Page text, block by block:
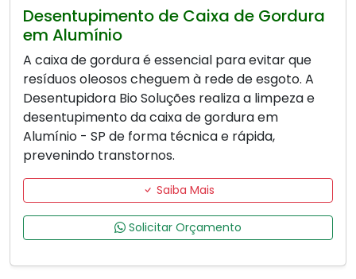
Desentupimento de Caixa de Gordura
em Alumínio
A caixa de gordura é essencial para evitar que
resíduos oleosos cheguem à rede de esgoto. A
Desentupidora Bio Soluções realiza a limpeza e
desentupimento da caixa de gordura em
Alumínio - SP de forma técnica e rápida,
prevenindo transtornos.
Saiba Mais
Solicitar Orçamento